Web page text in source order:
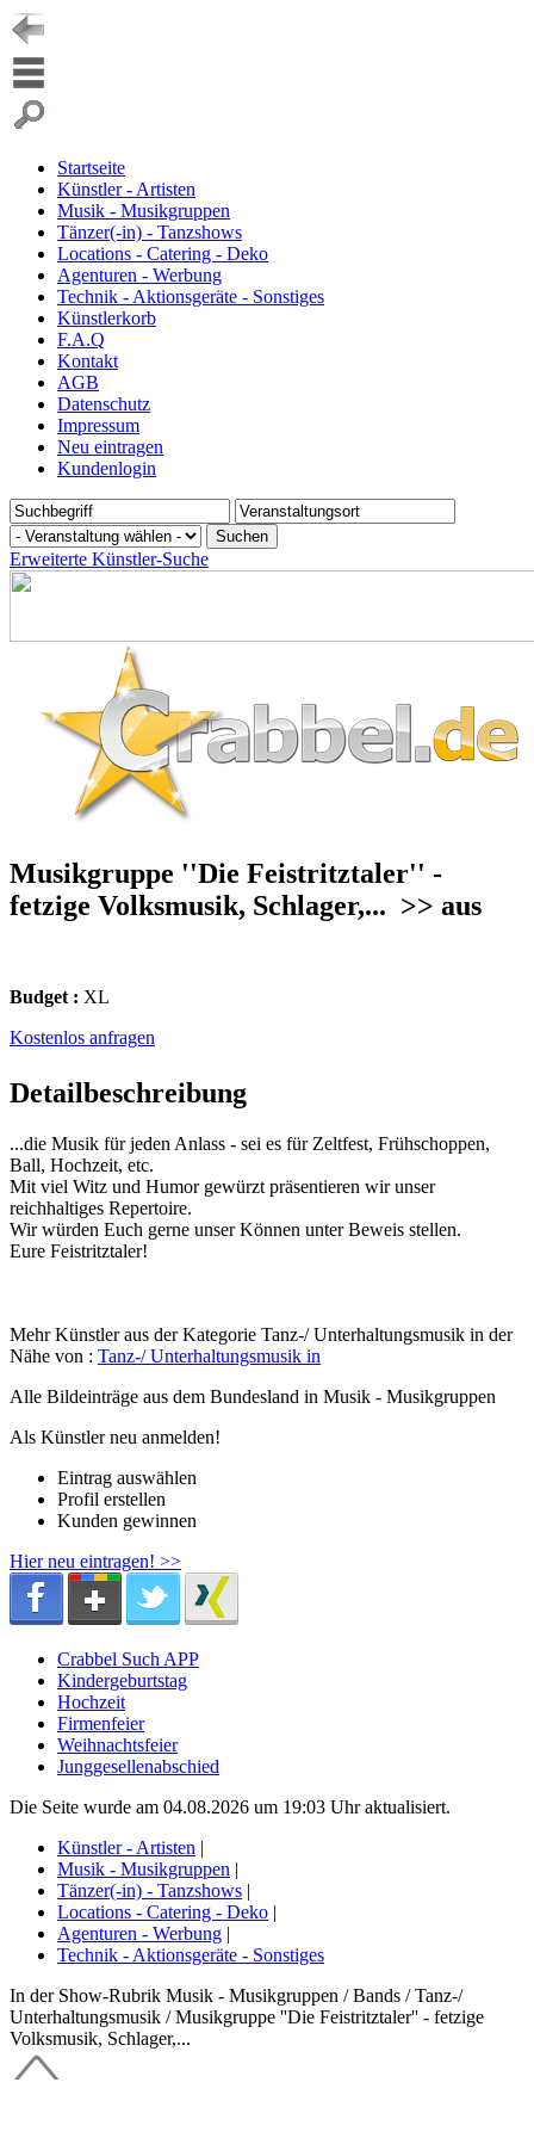
Startseite
Künstler - Artisten
Musik - Musikgruppen
Tänzer(-in) - Tanzshows
Locations - Catering - Deko
Agenturen - Werbung
Technik - Aktionsgeräte - Sonstiges
Künstlerkorb
F.A.Q
Kontakt
AGB
Datenschutz
Impressum
Neu eintragen
Kundenlogin
Erweiterte Künstler-Suche
Musikgruppe ''Die Feistritztaler'' -
fetzige Volksmusik, Schlager,... >> aus
Budget : XL
Kostenlos anfragen
Detailbeschreibung
...die Musik für jeden Anlass - sei es für Zeltfest, Frühschoppen,
Ball, Hochzeit, etc.
Mit viel Witz und Humor gewürzt präsentieren wir unser
reichhaltiges Repertoire.
Wir würden Euch gerne unser Können unter Beweis stellen.
Eure Feistritztaler!
Mehr Künstler aus der Kategorie Tanz-/ Unterhaltungsmusik in der
Nähe von : Tanz-/ Unterhaltungsmusik in
Alle Bildeinträge aus dem Bundesland in Musik - Musikgruppen
Als Künstler neu anmelden!
Eintrag auswählen
Profil erstellen
Kunden gewinnen
Hier neu eintragen! >>
Crabbel Such APP
Kindergeburtstag
Hochzeit
Firmenfeier
Weihnachtsfeier
Junggesellenabschied
Die Seite wurde am 04.08.2026 um 19:03 Uhr aktualisiert.
Künstler - Artisten |
Musik - Musikgruppen |
Tänzer(-in) - Tanzshows |
Locations - Catering - Deko |
Agenturen - Werbung |
Technik - Aktionsgeräte - Sonstiges
In der Show-Rubrik Musik - Musikgruppen / Bands / Tanz-/
Unterhaltungsmusik / Musikgruppe ''Die Feistritztaler'' - fetzige
Volksmusik, Schlager,...